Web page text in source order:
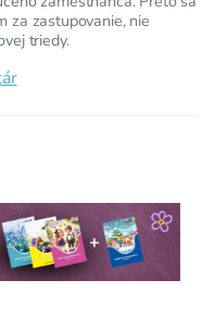
za zastupovanie, nie
triedy.